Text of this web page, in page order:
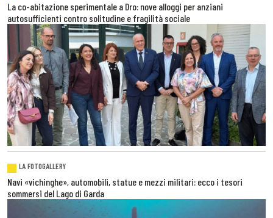
La co-abitazione sperimentale a Dro: nove alloggi per anziani
autosufficienti contro solitudine e fragilità sociale
LA FOTOGALLERY
Navi «vichinghe», automobili, statue e mezzi militari: ecco i tesori
sommersi del Lago di Garda